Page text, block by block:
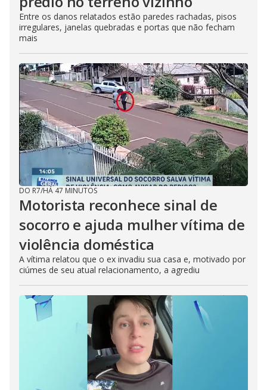
Entre os danos relatados estão paredes rachadas, pisos
irregulares, janelas quebradas e portas que não fecham
mais
DO R7/HÁ 47 MINUTOS
Motorista reconhece sinal de
socorro e ajuda mulher vítima de
violência doméstica
A vítima relatou que o ex invadiu sua casa e, motivado por
ciúmes de seu atual relacionamento, a agrediu